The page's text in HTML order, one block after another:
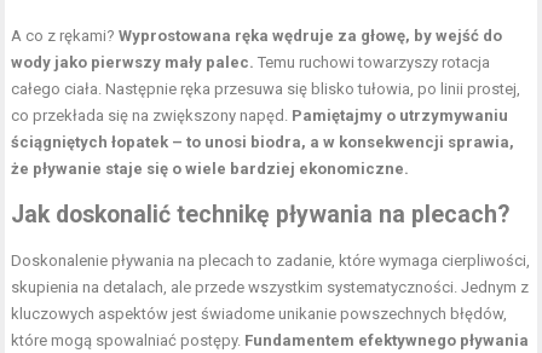
A co z rękami?Wyprostowana ręka wędruje za głowę, by wejść do
wody jako pierwszy mały palec. Temu ruchowi towarzyszy rotacja
całego ciała. Następnie ręka przesuwa się blisko tułowia, po linii prostej,
co przekłada się na zwiększony napęd. Pamiętajmy o utrzymywaniu
ściągniętych łopatek – to unosi biodra, a w konsekwencji sprawia,
że pływanie staje się o wiele bardziej ekonomiczne.
Jak doskonalić technikę pływania na plecach?
Doskonalenie pływania na plecach to zadanie, które wymaga cierpliwości,
skupienia na detalach, ale przede wszystkim systematyczności. Jednym z
kluczowych aspektów jest świadome unikanie powszechnych błędów,
które mogą spowalniać postępy. Fundamentem efektywnego pływania